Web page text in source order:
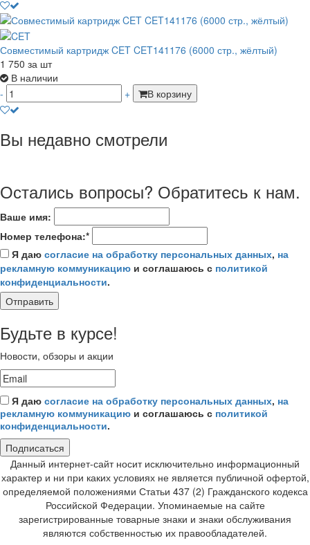
Совместимый картридж CET CET141176 (6000 стр., жёлтый)
1 750 за шт
В наличии
-
+ В корзину
Вы недавно смотрели
Остались вопросы? Обратитесь к нам.
Ваше имя:
Номер телефона:*
Я даю согласие на обработку персональных данных, на
рекламную коммуникацию и соглашаюсь с политикой
конфиденциальности.
Отправить
Будьте в курсе!
Новости, обзоры и акции
Я даю согласие на обработку персональных данных, на
рекламную коммуникацию и соглашаюсь с политикой
конфиденциальности.
Подписаться
Данный интернет-сайт носит исключительно информационный
характер и ни при каких условиях не является публичной офертой,
определяемой положениями Статьи 437 (2) Гражданского кодекса
Российской Федерации. Упоминаемые на сайте
зарегистрированные товарные знаки и знаки обслуживания
являются собственностью их правообладателей.